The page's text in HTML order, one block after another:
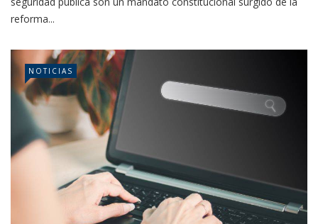
reforma...
NOTICIAS